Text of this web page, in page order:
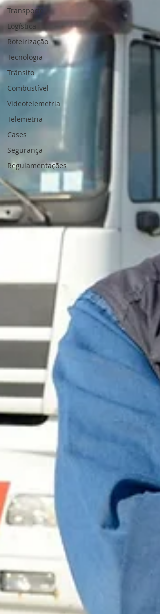
Transporte
Logística
Roteirização
Tecnologia
Trânsito
Combustível
Videotelemetria
Telemetria
Cases
Segurança
Regulamentações